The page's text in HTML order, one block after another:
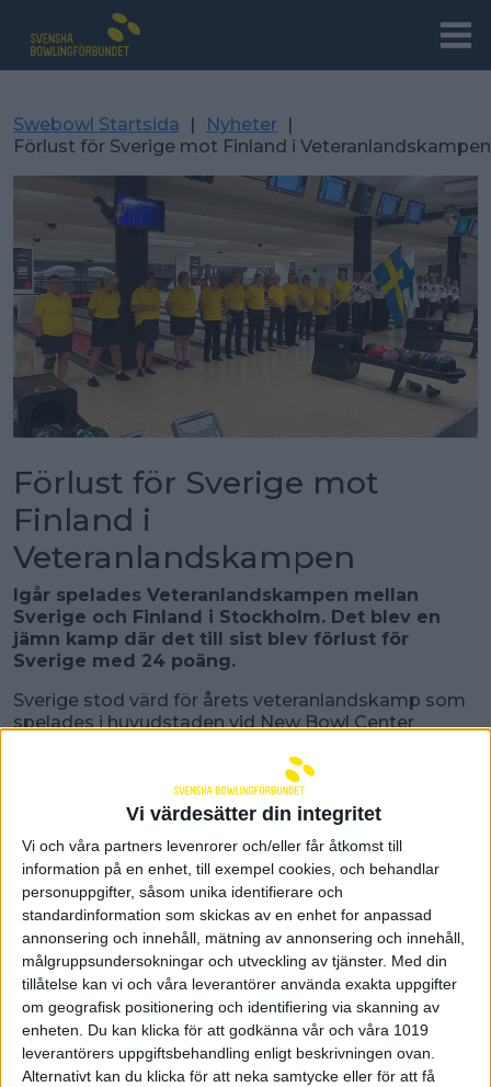
Vi värdesätter din integritet
Vi och våra partners levenrorer och/eller får åtkomst till
information på en enhet, till exempel cookies, och behandlar
personuppgifter, såsom unika identifierare och
standardinformation som skickas av en enhet for anpassad
annonsering och innehåll, mätning av annonsering och innehåll,
målgruppsundersokningar och utveckling av tjänster. Med din
tillåtelse kan vi och våra leverantörer använda exakta uppgifter
om geografisk positionering och identifiering via skanning av
enheten. Du kan klicka för att godkänna vår och våra 1019
leverantörers uppgiftsbehandling enligt beskrivningen ovan.
Alternativt kan du klicka för att neka samtycke eller för att få
Swebowl Startsida | Nyheter |
Förlust för Sverige mot Finland i Veteranlandskampen
Förlust för Sverige mot
Finland i
Veteranlandskampen
Igår spelades Veteranlandskampen mellan
Sverige och Finland i Stockholm. Det blev en
jämn kamp där det till sist blev förlust för
Sverige med 24 poäng.
Sverige stod värd för årets veteranlandskamp som
spelades i huvudstaden vid New Bowl Center
herrar och fyra damer. Alla spelare genomförde 6
serier och åldershcp gällde.